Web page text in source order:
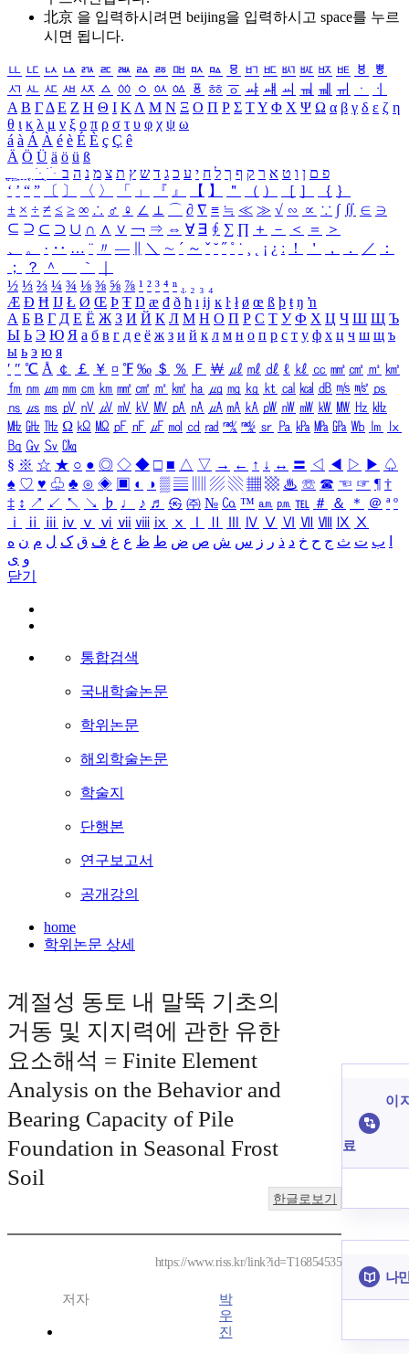
北京 을 입력하시려면 beijing을 입력하시고 space를 누르
시면 됩니다.
ㅥ ㅦ ㅧ ㅨ ㅩ ㅪ ㅫ ㅬ ㅭ ㅮ ㅯ ㅰ ㅱ ㅲ ㅳ ㅴ ㅵ ㅶ ㅷ ㅸ
ㅹ
ㅺ ㅻ ㅼ ㅽ ㅾ ㅿ ㆀ ㆁ ㆂ ㆃ ㆄ ㆅ ㆆ ㆇ ㆈ ㆉ ㆊ ㆋ ㆌ ㆍ
ㆎ
Α Β ΓΔ Ε Ζ Η Θ Ι ΚΛ Μ Ν Ξ Ο Π Ρ Σ ΤΥ Φ Χ Ψ Ω α β γ δ ε ζ η
θ ι κ λ μ ν ξ ο π ρ σ τ υ φ χ ψ ω
á à Á À é è É È ç Ç ê
Ä Ö Ü ä ö ü ß
ִֶֹ ֻּ ׁׂ פ ם ן ו ט א ר ק ף ך ל ח י ע כ ג ד ש ץ ת צ מ נ ה ב
‘ ’ “ ” 〔 〕 〈 〉 「 」 『 』 【 】 ＂ （ ） ［ ］ ｛ ｝
± × ÷ ≠ ≤ ≥ ∞ ∴ ♂ ♀ ∠ ⊥ ⌒ ∂ ∇ ≡ ≒ ≪ ≫ √ ∽ ∝ ∵ ∫ ∬ ∈ ∋
⊆ ⊇ ⊂ ⊃ ∪ ∩ ∧ ∨ ￢ ⇒ ⇔ ∀ ∃ ∮ ∑ ∏ ＋ － ＜ ＝
＞
、
。 · ‥ … ¨ 〃 ― ＼ ∼ ´ ～ ˇ ˘ ˝ ˚ ˙ ¸ ¡ ¿ ː ！ ＇ ， ． ／
：
；
？ ＾ ｀
½ ⅓ ⅔ ¼ ¾ ⅛ ⅜ ⅝ ⅞ ¹ ² ³ ⁴ ⁿ ₁ ₂ ₃ ₄
Æ Ð Ħ Ĳ Ł Ø Œ Þ Ŧ Ŋ æ đ ð ħ ı ĳ ĸ ŀ ł ø œ ß þ ŧ ŋ ŉ
А Б В Г Д Е Ё Ж З И Й К Л М Н О П Р С Т У Ф Х Ц Ч Ш Щ Ъ
Ы Ь Э Ю Я а б в г д е ё ж з и й к л м н о п р с т у ф х ц ч ш щ ъ
ы ь э ю я
′ ″ ℃ Å ￠ ￡ ￥ ¤ ℉ ‰ ＄ ％ Ｆ ￦ ㎕ ㎖ ㎗ ℓ ㎘ ㏄ ㎣ ㎤ ㎥ ㎦
㎙ ㎚ ㎛ ㎜ ㎝ ㎞ ㎟ ㎠ ㎡ ㎢ ㏊ ㎍ ㎎ ㎏ ㏏ ㎈ ㎉ ㏈ ㎧ ㎨ ㎰
㎱ ㎲ ㎳ ㎴ ㎵ ㎶ ㎷ ㎸ ㎹ ㎀ ㎁ ㎂ ㎃ ㎄ ㎺ ㎻ ㎽ ㎾ ㎿ ㎐ ㎑
㎒ ㎓ ㎔ Ω ㏀ ㏁ ㎊ ㎋ ㎌ ㏖ ㏅ ㎭ ㎮ ㎯ ㏛ ㎩ ㎪ ㎫ ㎬ ㏝ ㏐
㏓
㏃ ㏉ ㏜ ㏆
§ ※ ☆ ★ ○ ● ◎ ◇ ◆ □ ■ △ ▽ → ← ↑ ↓ ↔ 〓 ◁ ◀ ▷ ▶ ♤
♠ ♡ ♥ ♧ ♣ ⊙ ◈ ▣ ◐ ◑ ▒ ▤ ▨ ▧ ▦ ▩ ♨ ☏ ☎ ☜ ☞ ¶ †
‡ ↕ ↗ ↙ ↖ ↘ ♭ ♩ ♪ ♬ ㉿ ㈜ № ㏇ ™ ㏂ ㏘ ℡ ＃ ＆ ＊ ＠ ª º
ⅰ
ⅱ ⅲ ⅳ ⅴ ⅵ ⅶ ⅷ ⅸ ⅹ Ⅳ Ⅴ Ⅵ Ⅶ Ⅷ Ⅸ Ⅹ
ب ت ث ج ح خ د ذ ر ز س ش ص ض ط ظ ع غ ف ق ک ل م ن ه
و ی
닫기
통합검색
국내학술논문
학위논문
해외학술논문
학술지
단행본
연구보고서
공개강의
home
학위논문 상세
계절성 동토 내 말뚝 기초의
거동 및 지지력에 관한 유한
요소해석 = Finite Element
Analysis on the Behavior and
Bearing Capacity of Pile
Foundation in Seasonal Frost
Soil
한글로보기
https://www.riss.kr/link?id=T16854535
저자
박
우
진
이
료
나